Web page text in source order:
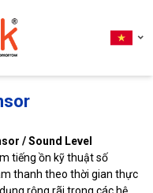
/ Sound Level
tiếng ồn kỹ thuật số
thanh theo thời gian thực
rộng rãi trong các hệ